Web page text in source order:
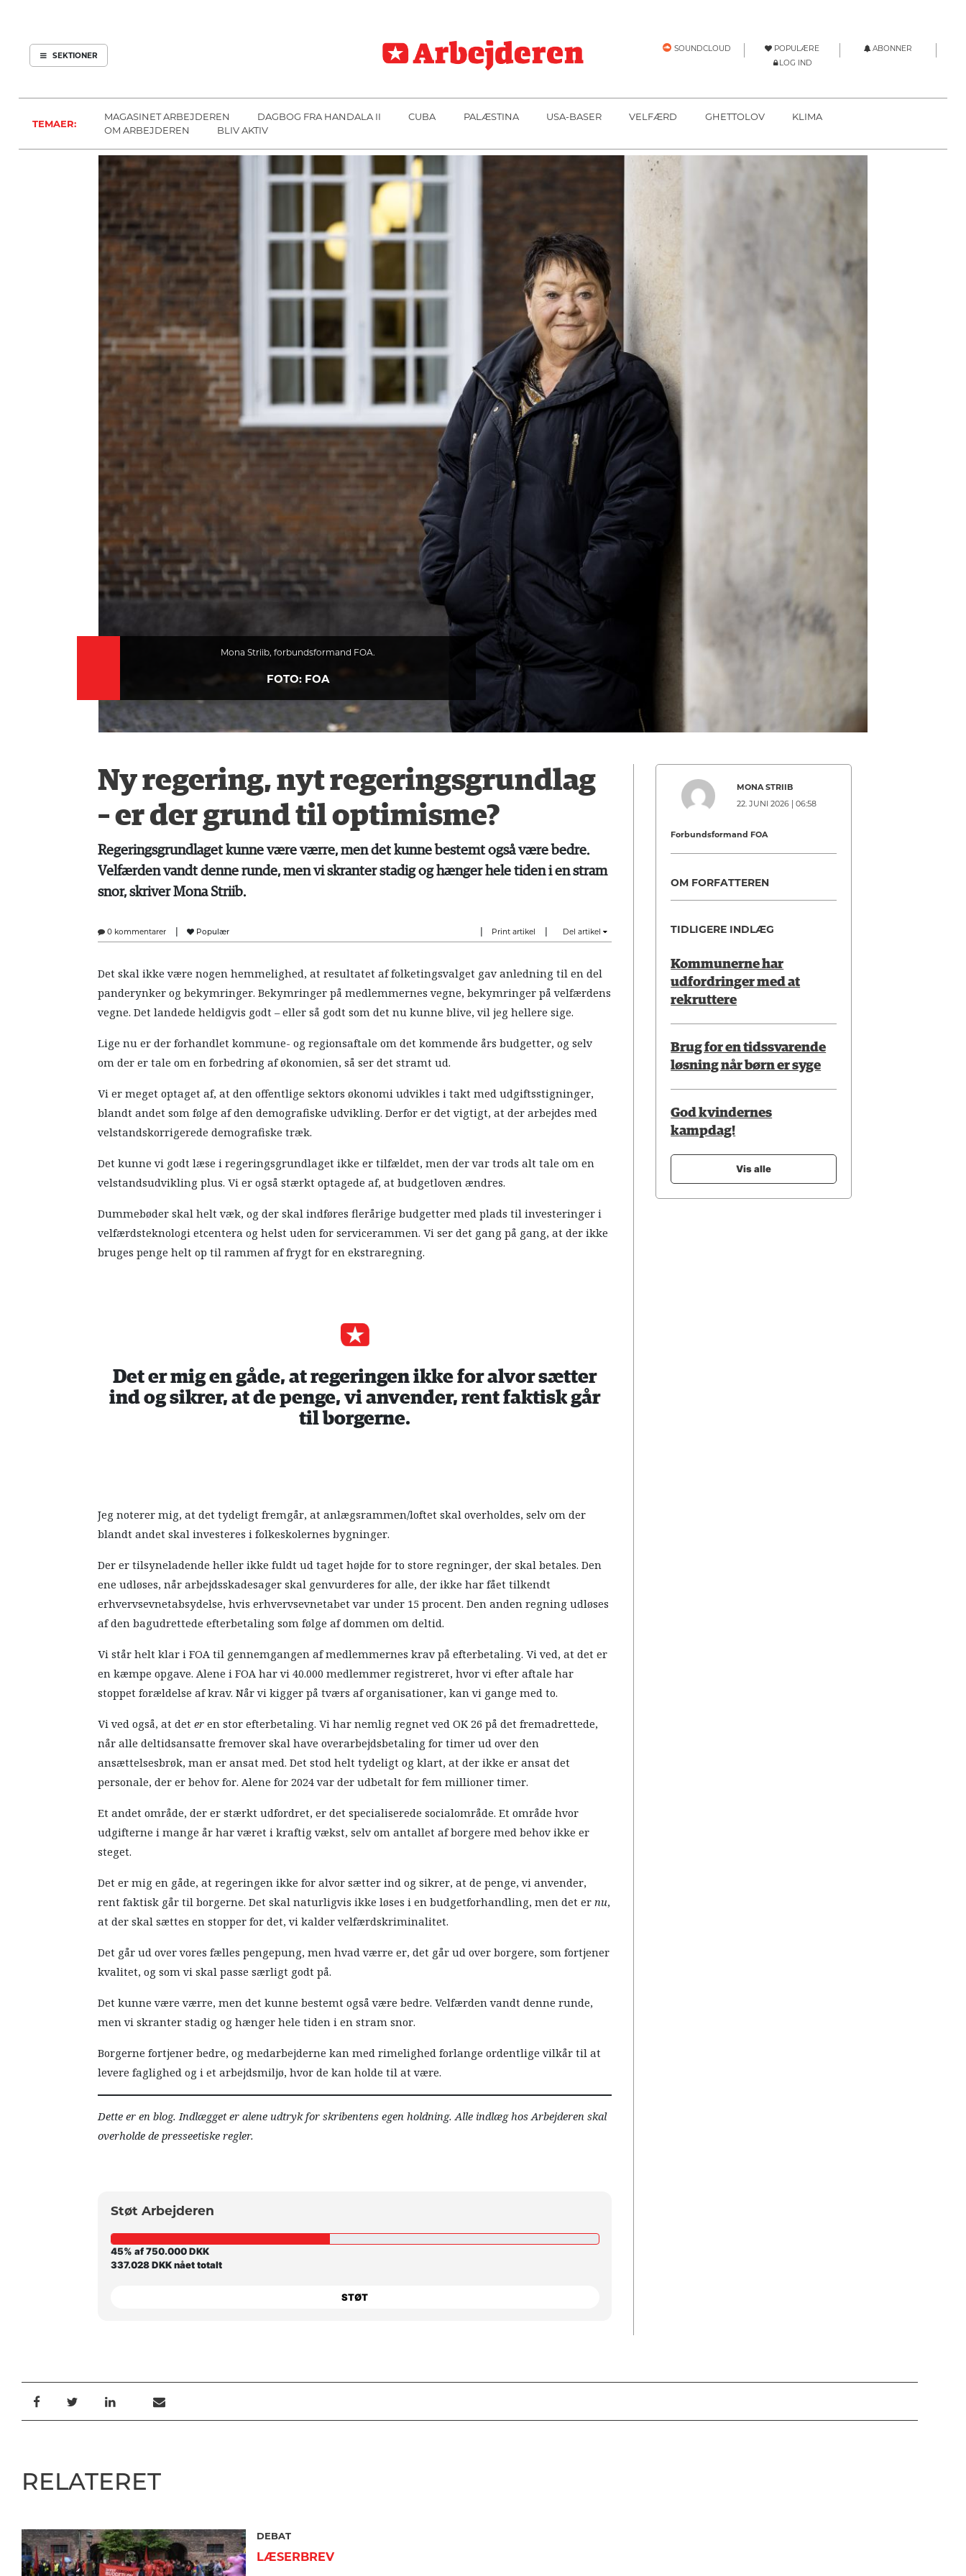
SEKTIONER
ARBEJDEREN
MENER
UDLAND
KULTUR
KALENDER
DEBAT
TEORI
SOUNDCLOUD
ABONNER
LOG IND
OM
SEKTIONER
SOUNDCLOUD POPULÆRE
ABONNER
LOG IND
TEMAER:
MAGASINET ARBEJDEREN DAGBOG FRA HANDALA II CUBA PALÆSTINA USA-BASER VELFÆRD GHETTOLOV
KLIMA
OM ARBEJDEREN
BLIV AKTIV
Mona Striib, forbundsformand FOA.
FOTO: FOA
Ny regering, nyt regeringsgrundlag
– er der grund til optimisme?
Regeringsgrundlaget kunne være værre, men det kunne bestemt også være bedre.
Velfærden vandt denne runde, men vi skranter stadig og hænger hele tiden i en stram
snor, skriver Mona Striib.
0 kommentarer | Populær | Print artikel | Del artikel
Det skal ikke være nogen hemmelighed, at resultatet af folketingsvalget gav anledning til en del
panderynker og bekymringer. Bekymringer på medlemmernes vegne, bekymringer på velfærdens
vegne. Det landede heldigvis godt – eller så godt som det nu kunne blive, vil jeg hellere sige.
Lige nu er der forhandlet kommune- og regionsaftale om det kommende års budgetter, og selv
om der er tale om en forbedring af økonomien, så ser det stramt ud.
Vi er meget optaget af, at den offentlige sektors økonomi udvikles i takt med udgiftsstigninger,
blandt andet som følge af den demografiske udvikling. Derfor er det vigtigt, at der arbejdes med
velstandskorrigerede demografiske træk.
Det kunne vi godt læse i regeringsgrundlaget ikke er tilfældet, men der var trods alt tale om en
velstandsudvikling plus. Vi er også stærkt optagede af, at budgetloven ændres.
Dummebøder skal helt væk, og der skal indføres flerårige budgetter med plads til investeringer i
velfærdsteknologi etcentera og helst uden for servicerammen. Vi ser det gang på gang, at der ikke
bruges penge helt op til rammen af frygt for en ekstraregning.
Det er mig en gåde, at regeringen ikke for alvor sætter
ind og sikrer, at de penge, vi anvender, rent faktisk går
til borgerne.
Jeg noterer mig, at det tydeligt fremgår, at anlægsrammen/loftet skal overholdes, selv om der
blandt andet skal investeres i folkeskolernes bygninger.
Der er tilsyneladende heller ikke fuldt ud taget højde for to store regninger, der skal betales. Den
ene udløses, når arbejdsskadesager skal genvurderes for alle, der ikke har fået tilkendt
erhvervsevnetabsydelse, hvis erhvervsevnetabet var under 15 procent. Den anden regning udløses
af den bagudrettede efterbetaling som følge af dommen om deltid.
Vi står helt klar i FOA til gennemgangen af medlemmernes krav på efterbetaling. Vi ved, at det er
en kæmpe opgave. Alene i FOA har vi 40.000 medlemmer registreret, hvor vi efter aftale har
stoppet forældelse af krav. Når vi kigger på tværs af organisationer, kan vi gange med to.
Vi ved også, at deteren stor efterbetaling. Vi har nemlig regnet ved OK 26 på det fremadrettede,
når alle deltidsansatte fremover skal have overarbejdsbetaling for timer ud over den
ansættelsesbrøk, man er ansat med. Det stod helt tydeligt og klart, at der ikke er ansat det
personale, der er behov for. Alene for 2024 var der udbetalt for fem millioner timer.
Et andet område, der er stærkt udfordret, er det specialiserede socialområde. Et område hvor
udgifterne i mange år har været i kraftig vækst, selv om antallet af borgere med behov ikke er
steget.
Det er mig en gåde, at regeringen ikke for alvor sætter ind og sikrer, at de penge, vi anvender,
rent faktisk går til borgerne. Det skal naturligvis ikke løses i en budgetforhandling, men det ernu,
at der skal sættes en stopper for det, vi kalder velfærdskriminalitet.
Det går ud over vores fælles pengepung, men hvad værre er, det går ud over borgere, som fortjener
kvalitet, og som vi skal passe særligt godt på.
Det kunne være værre, men det kunne bestemt også være bedre. Velfærden vandt denne runde,
men vi skranter stadig og hænger hele tiden i en stram snor.
Borgerne fortjener bedre, og medarbejderne kan med rimelighed forlange ordentlige vilkår til at
levere faglighed og i et arbejdsmiljø, hvor de kan holde til at være.
Dette er en blog. Indlægget er alene udtryk for skribentens egen holdning. Alle indlæg hos Arbejderen skal
overholde de presseetiske regler.
Støt Arbejderen
45% af 750.000 DKK
337.028 DKK nået totalt
STØT
MONA STRIIB
22. JUNI 2026 | 06:58
Forbundsformand FOA
OM FORFATTEREN
TIDLIGERE INDLÆG
Kommunerne har
udfordringer med at
rekruttere
Brug for en tidssvarende
løsning når børn er syge
God kvindernes
kampdag!
Vis alle
RELATERET
DEBAT
LÆSERBREV